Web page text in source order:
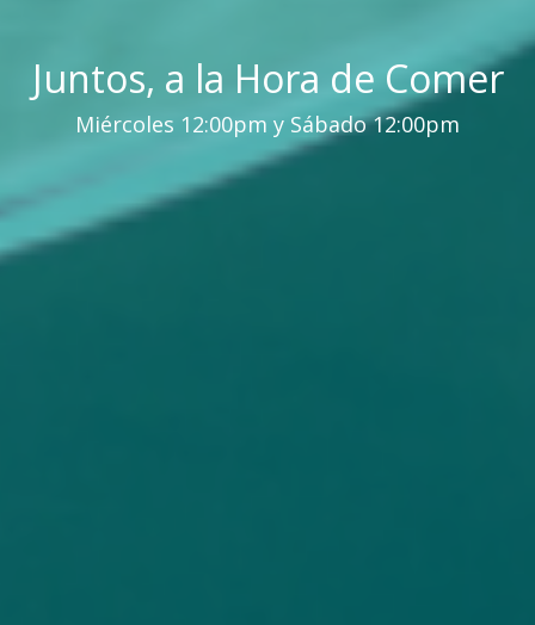
Juntos, a la Hora de Comer
Miércoles 12:00pm y Sábado 12:00pm